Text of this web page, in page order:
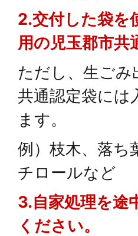
2.交付した袋を
用の児玉郡市共
ただし、生ご
共通認定袋には
ます。
例）枝木、落ち
チロールなど
3.自家処理を途
ください。